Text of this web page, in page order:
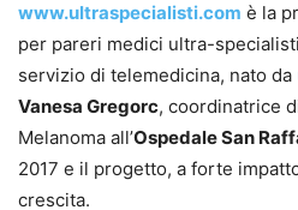
www.ultraspecialisti.com è la
per pareri medici ultra-
servizio di telemedicina, nato da
Vanesa Gregorc, coordinatrice
Melanoma all’Ospedale San
2017 e il progetto, a forte
crescita.